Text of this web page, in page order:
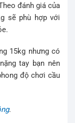
đánh giá của
sẽ phù hợp với
15kg nhưng có
tay bạn nên
độ chơi cầu
.